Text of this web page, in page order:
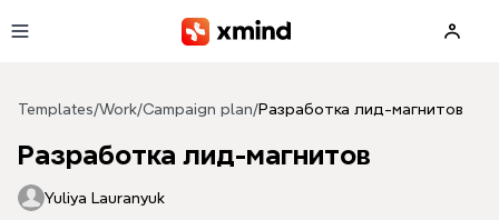
Templates/Work/Campaign plan/Разработка лид-магнитов
Разработка лид-магнитов
Yuliya Lauranyuk